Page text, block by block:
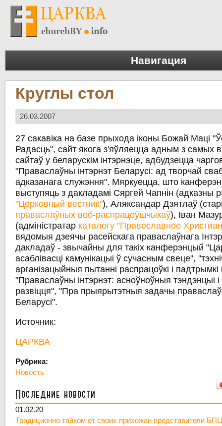
Навигация
Круглы стол
26.03.2007
27 сакавіка на базе прыхода іконы Божай Маці
Радасць", сайт якога з'яўляецца адным з самых
сайтаў у беларускім інтэрнэце, адбудзецца
"Праваслаўны інтэрнэт Беларусі: ад творчай
адказанага служэння". Мяркуецца, што
выступяць з дакладамі Сяргей Чапнін (адказны
"Церковный вестник"), Аляксандар Дзятлаў
праваслаўных веб-распрацоўшчыкаў), Іван
(адміністратар каталогу "Православное
вядомыя дзеячы расейскага праваслаўнага
дакладаў - звычайны для такіх канферэнцый
асаблівасці камунікацыі ў сучасным свеце",
арганізацыйныя пытанні распрацоўкі і падтрымкі
"Праваслаўны інтэрнэт: асноўноўныя тэндэнцыі
развіцця", "Пра прыярытэтныя задачы
Беларусі".
Источник:
ЦАРКВА
Рубрика:
Новость
Последние новости
01.02.20
Традиционно тайком от своих прихожан представители